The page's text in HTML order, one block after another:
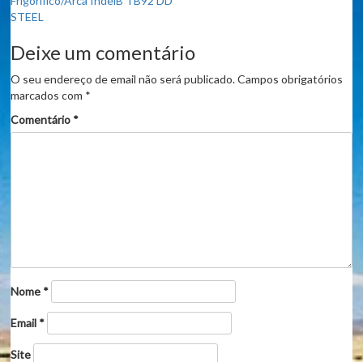
artigos
STEEL
Deixe um comentário
O seu endereço de email não será publicado. Campos obrigatórios
marcados com *
Comentário *
Nome *
Email *
Site